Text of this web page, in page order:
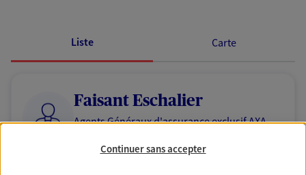
Liste Carte
Faisant Eschalier
Agents Généraux d'assurance exclusif AXA
10 Av General De Gaulle, 74200 Thonon Les Bains
Continuer sans accepter